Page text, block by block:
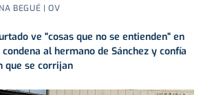
BEGUÉ | OV
ve "cosas que no se entienden" en
condena al hermano de Sánchez y confía
que se corrijan